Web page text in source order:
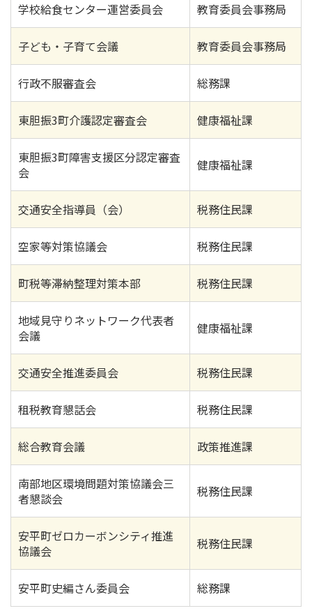
学校給食センター運営委員会 教育委員会事務局
子ども・子育て会議 教育委員会事務局
行政不服審査会 総務課
東胆振3町介護認定審査会 健康福祉課
東胆振3町障害支援区分認定審査
会
健康福祉課
交通安全指導員（会） 税務住民課
空家等対策協議会 税務住民課
町税等滞納整理対策本部 税務住民課
地域見守りネットワーク代表者
会議
健康福祉課
交通安全推進委員会 税務住民課
租税教育懇話会 税務住民課
総合教育会議 政策推進課
南部地区環境問題対策協議会三
者懇談会
税務住民課
安平町ゼロカーボンシティ推進
協議会
税務住民課
安平町史編さん委員会 総務課